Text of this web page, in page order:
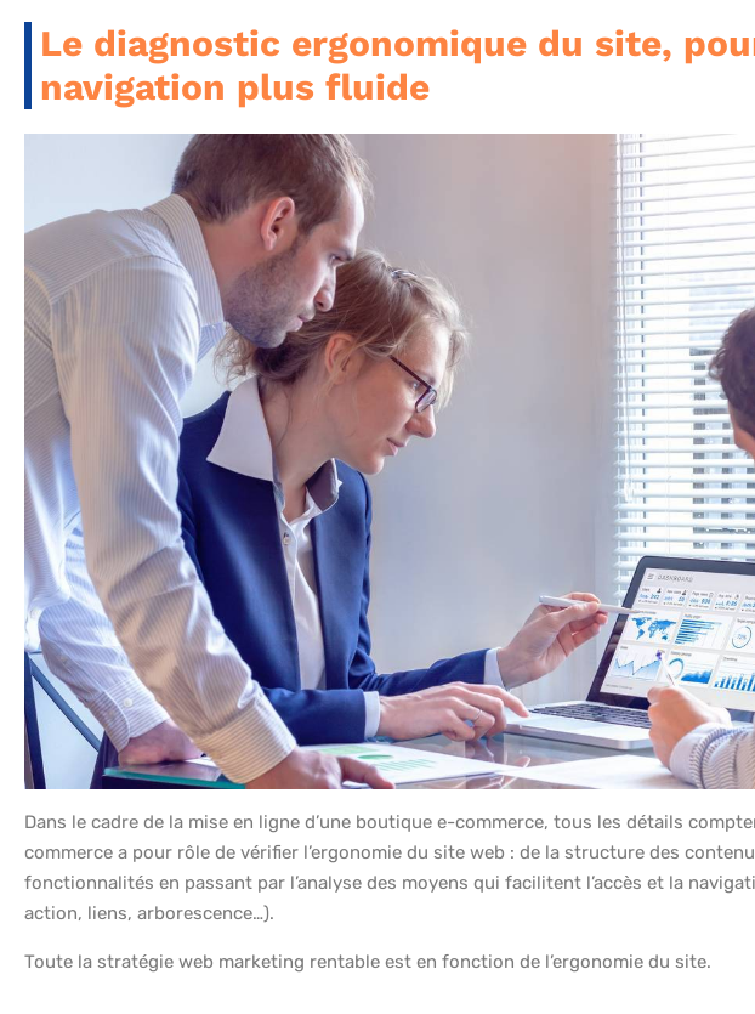
Le diagnostic ergonomique du site,
navigation plus fluide
Dans le cadre de la mise en ligne d’une boutique e-commerce, tous les détails
commerce a pour rôle de vérifier l’ergonomie du site web : de la structure des
fonctionnalités en passant par l’analyse des moyens qui facilitent l’accès et la
action, liens, arborescence…).
Toute la stratégie web marketing rentable est en fonction de l’ergonomie du site.